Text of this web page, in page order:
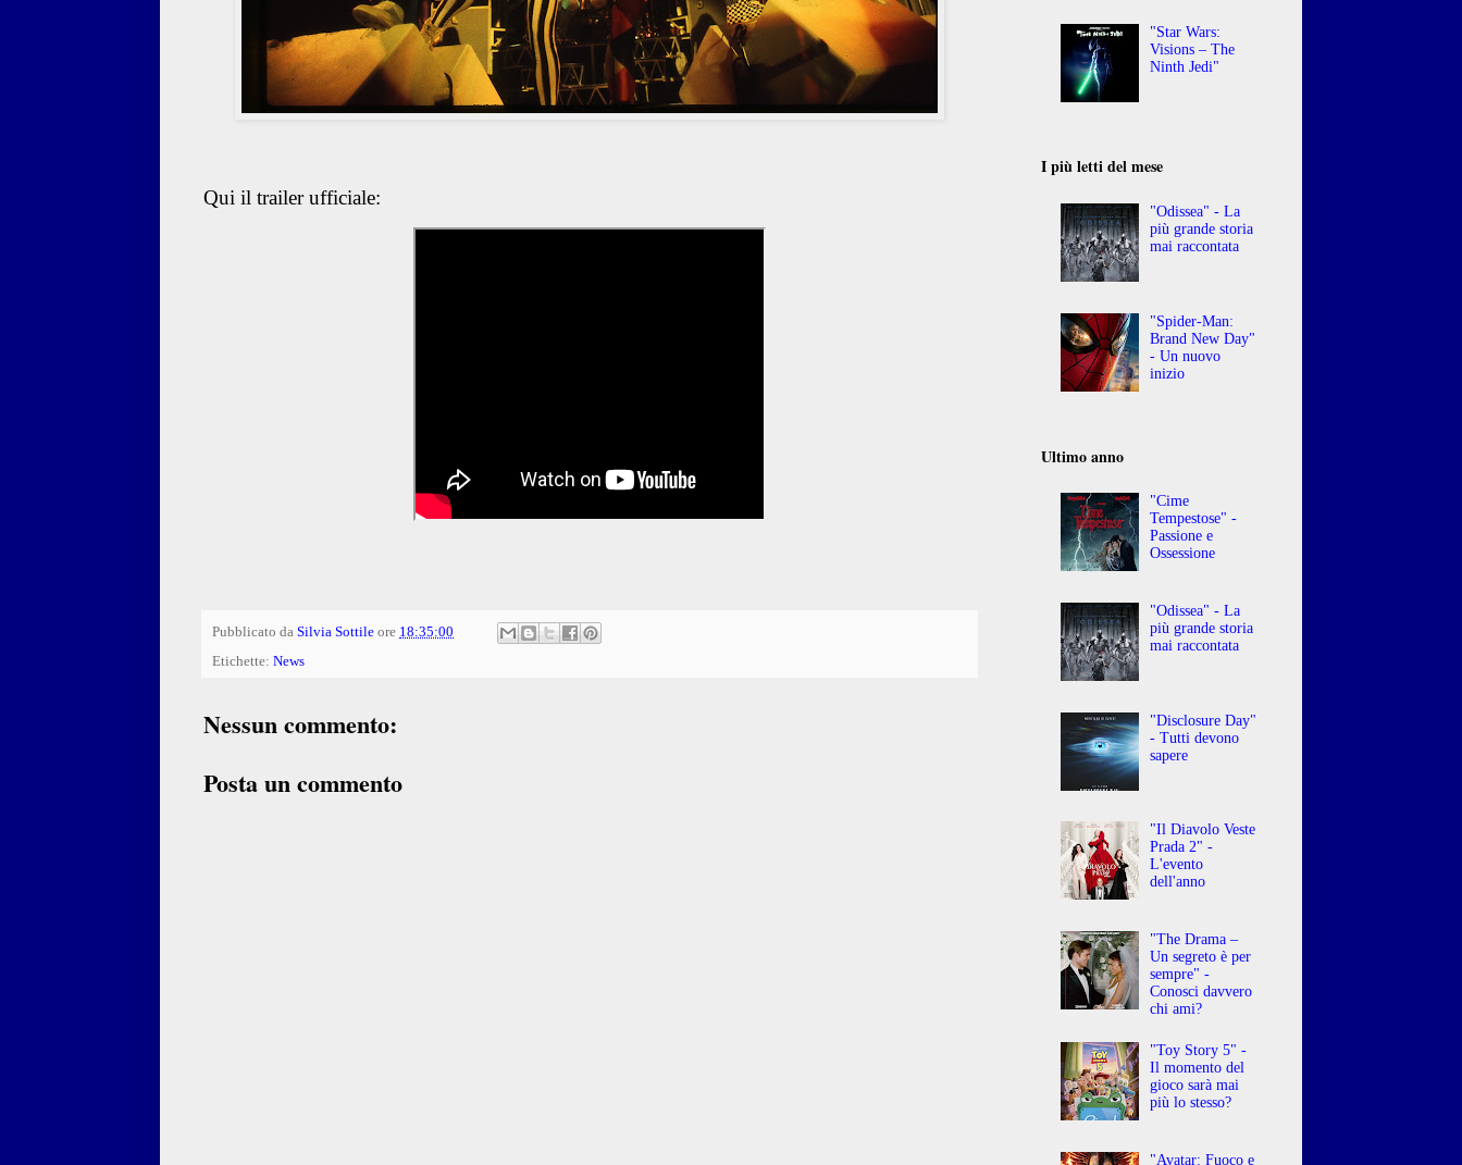
Qui il trailer ufficiale:
Pubblicato da Silvia Sottile ore 18:35:00
Etichette: News
Nessun commento:
Posta un commento
"Star Wars:
Visions – The
Ninth Jedi"
I più letti del mese
"Odissea" - La
più grande storia
mai raccontata
"Spider-Man:
Brand New Day"
- Un nuovo
inizio
Ultimo anno
"Cime
Tempestose" -
Passione e
Ossessione
"Odissea" - La
più grande storia
mai raccontata
"Disclosure Day"
- Tutti devono
sapere
"Il Diavolo Veste
Prada 2" -
L'evento
dell'anno
"The Drama –
Un segreto è per
sempre" -
Conosci davvero
chi ami?
"Toy Story 5" -
Il momento del
gioco sarà mai
più lo stesso?
"Avatar: Fuoco e